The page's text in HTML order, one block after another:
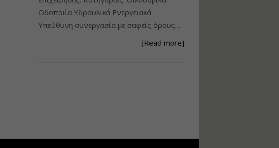
Οδοποιία Υδραυλικά Ενεργειακά
Υπεύθυνη συνεργασία με σαφείς όρους…
[Read more]
Επίβλεψη Δημοσίων
Έργων με τον
Ν.4782/2021
υλοποίηση